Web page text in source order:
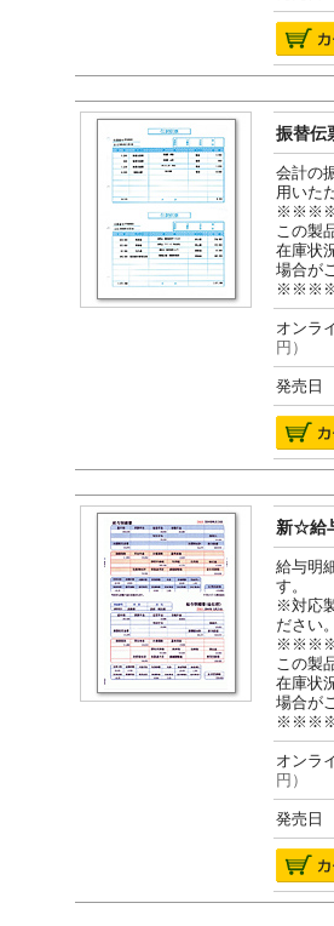
振替伝
会計の
用いた
この製
在庫状
場合が
オン
円）
発売日
新☆給
給与明
す。
※対応
ださい
この製
在庫状
場合が
オン
円）
発売日